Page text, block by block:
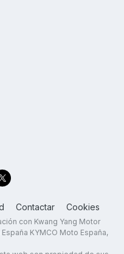
Contactar Cookies
con Kwang Yang Motor
KYMCO Moto España,